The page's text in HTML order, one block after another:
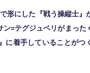
形にした『戦う操縦士』
=テグジュペリがまった
に着手していることがつ